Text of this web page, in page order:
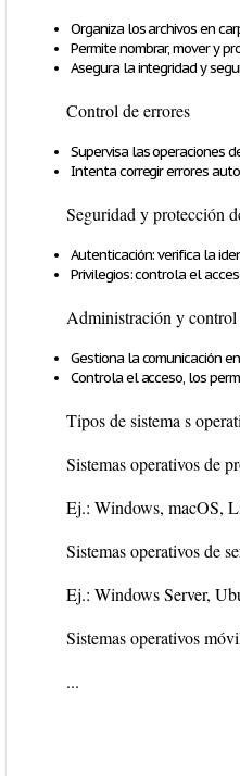
Organiza los archivos en
Permite nombrar, mover y
Asegura la integridad y
Control de errores
Supervisa las operaciones
Intenta corregir errores
Seguridad y protección
Autenticación: verifica la
Privilegios: controla el
Administración y control
Gestiona la comunicación
Controla el acceso, los
Tipos de sistema s
Sistemas operativos de
Ej.: Windows, macOS,
Sistemas operativos de
Ej.: Windows Server,
Sistemas operativos
...